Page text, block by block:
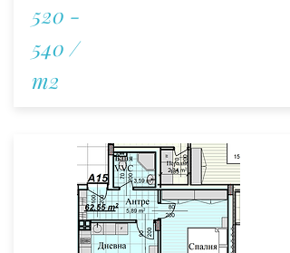
520 -
540 /
m2